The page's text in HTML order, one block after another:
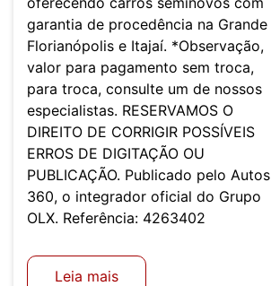
garantia de procedência na Grande
Florianópolis e Itajaí. *Observação,
valor para pagamento sem troca,
para troca, consulte um de nossos
especialistas. RESERVAMOS O
DIREITO DE CORRIGIR POSSÍVEIS
ERROS DE DIGITAÇÃO OU
PUBLICAÇÃO. Publicado pelo Autos
360, o integrador oficial do Grupo
OLX. Referência: 4263402
Leia mais